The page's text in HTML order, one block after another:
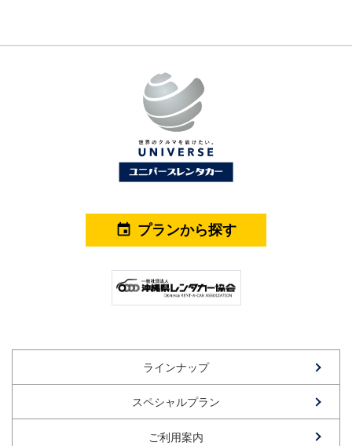
event プランから探す
ラインナップ
スペシャルプラン
ご利用案内